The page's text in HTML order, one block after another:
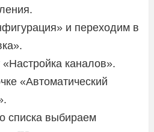
и переходим в
каналов».
«Автоматический
списка выбираем